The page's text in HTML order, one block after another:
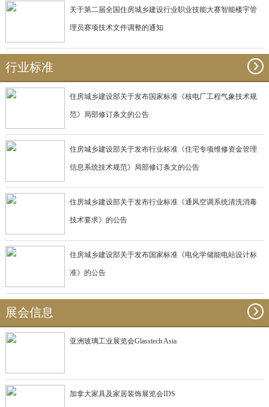
关于第二届全国住房城乡建设行业职业技能大赛智能楼宇管
理员赛项技术文件调整的通知
行业标准
住房城乡建设部关于发布国家标准《核电厂工程气象技术规
范》局部修订条文的公告
住房城乡建设部关于发布行业标准《住宅专项维修资金管理
信息系统技术规范》局部修订条文的公告
住房城乡建设部关于发布行业标准《通风空调系统清洗消毒
技术要求》的公告
住房城乡建设部关于发布国家标准《电化学储能电站设计标
准》的公告
展会信息
亚洲玻璃工业展览会Glasstech Asia
加拿大家具及家居装饰展览会IDS